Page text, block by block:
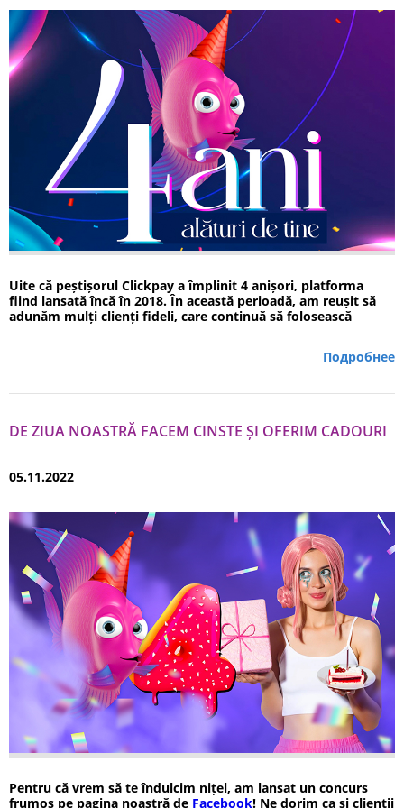
Uite că peștișorul Clickpay a împlinit 4 anișori, platforma
fiind lansată încă în 2018. În această perioadă, am reușit să
adunăm mulți clienți fideli, care continuă să folosească
Подробнее
DE ZIUA NOASTRĂ FACEM CINSTE ȘI OFERIM CADOURI
05.11.2022
Pentru că vrem să te îndulcim nițel, am lansat un concurs
frumos pe pagina noastră de Facebook! Ne dorim ca și clienții